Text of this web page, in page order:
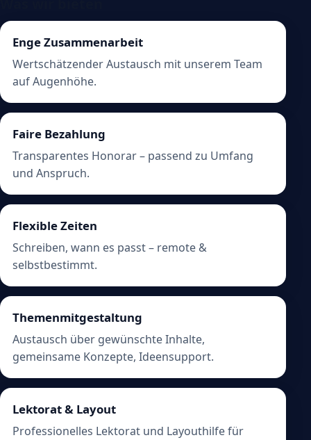
Enge Zusammenarbeit
Wertschätzender Austausch mit unserem Team
auf Augenhöhe.
Faire Bezahlung
Transparentes Honorar – passend zu Umfang
und Anspruch.
Flexible Zeiten
Schreiben, wann es passt – remote &
selbstbestimmt.
Themenmitgestaltung
Austausch über gewünschte Inhalte,
gemeinsame Konzepte, Ideensupport.
Lektorat & Layout
Professionelles Lektorat und Layouthilfe für